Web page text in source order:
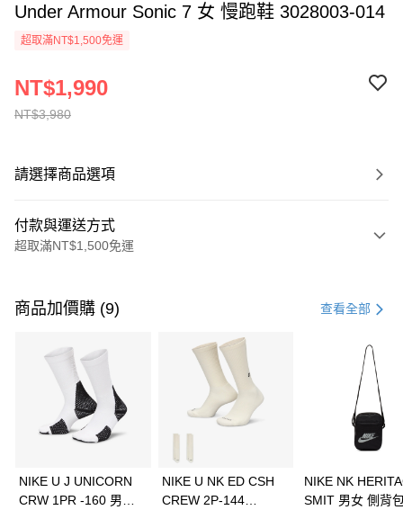
Under Armour Sonic 7 女 慢跑鞋 3028003-014
超取滿NT$1,500免運
NT$3,980
NT$1,990
請選擇商品選項
付款與運送方式
超取滿NT$1,500免運
信用卡一次付款
3 期 0 利率 每期 21家銀行
合作金庫商業銀行
第一商業銀行
華南商業銀行
彰化商業銀行
上海商業儲蓄銀行
Apple Pay
全盈+PAY
商品加價購 (9) 查看全部
NIKE U J UNICORN
CRW 1PR -160 男女
NIKE U NK ED CSH
CREW 2P-144
NIKE NK
SMIT 男女 側背